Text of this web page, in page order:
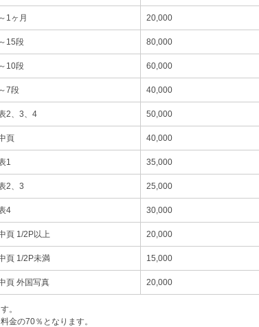
～1ヶ月 20,000
～15段 80,000
～10段 60,000
～7段 40,000
2、3、4 50,000
頁 40,000
1 35,000
2、3 25,000
4 30,000
頁 1/2P以上 20,000
頁 1/2P未満 15,000
頁 外国写真 20,000
。
金の70％となります。